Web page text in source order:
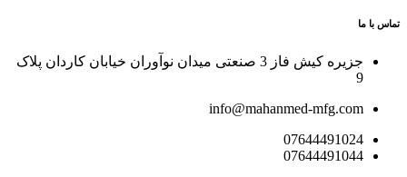
تماس با ما
جزیره کیش فاز 3 صنعتی میدان نوآوران خیابان کاردان پلاک
9
info@mahanmed-mfg.com
07644491024
07644491044